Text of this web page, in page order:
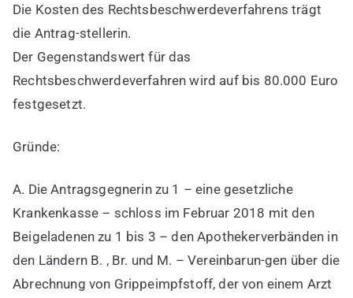
Die Kosten des Rechtsbeschwerdeverfahrens trägt
die Antrag-stellerin.
Der Gegenstandswert für das
Rechtsbeschwerdeverfahren wird auf bis 80.000 Euro
festgesetzt.
Gründe:
A. Die Antragsgegnerin zu 1 – eine gesetzliche
Krankenkasse – schloss im Februar 2018 mit den
Beigeladenen zu 1 bis 3 – den Apothekerverbänden in
den Ländern B. , Br. und M. – Vereinbarun-gen über die
Abrechnung von Grippeimpfstoff, der von einem Arzt